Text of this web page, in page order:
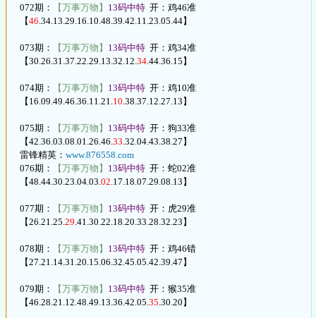
072期： 【万事万物】 13码中特 开：鸡46准
【46.34.13.29.16.10.48.39.42.11.23.05.44】
073期： 【万事万物】 13码中特 开：鸡34准
【30.26.31.37.22.29.13.32.12.34.44.36.15】
074期： 【万事万物】 13码中特 开：鸡10准
【16.09.49.46.36.11.21.10.38.37.12.27.13】
075期： 【万事万物】 13码中特 开：狗33准
【42.36.03.08.01.26.46.33.32.04.43.38.27】
雷锋精英： www.876558.com
076期：
【万事万物】 13码中特 开：蛇02准
【48.44.30.23.04.03.02.17.18.07.29.08.13】
077期： 【万事万物】 13码中特 开：虎29准
【26.21.25.29.41.30.22.18.20.33.28.32.23】
078期： 【万事万物】 13码中特 开：鸡46错
【27.21.14.31.20.15.06.32.45.05.42.39.47】
079期： 【万事万物】 13码中特 开：猴35准
【46.28.21.12.48.49.13.36.42.05.35.30.20】